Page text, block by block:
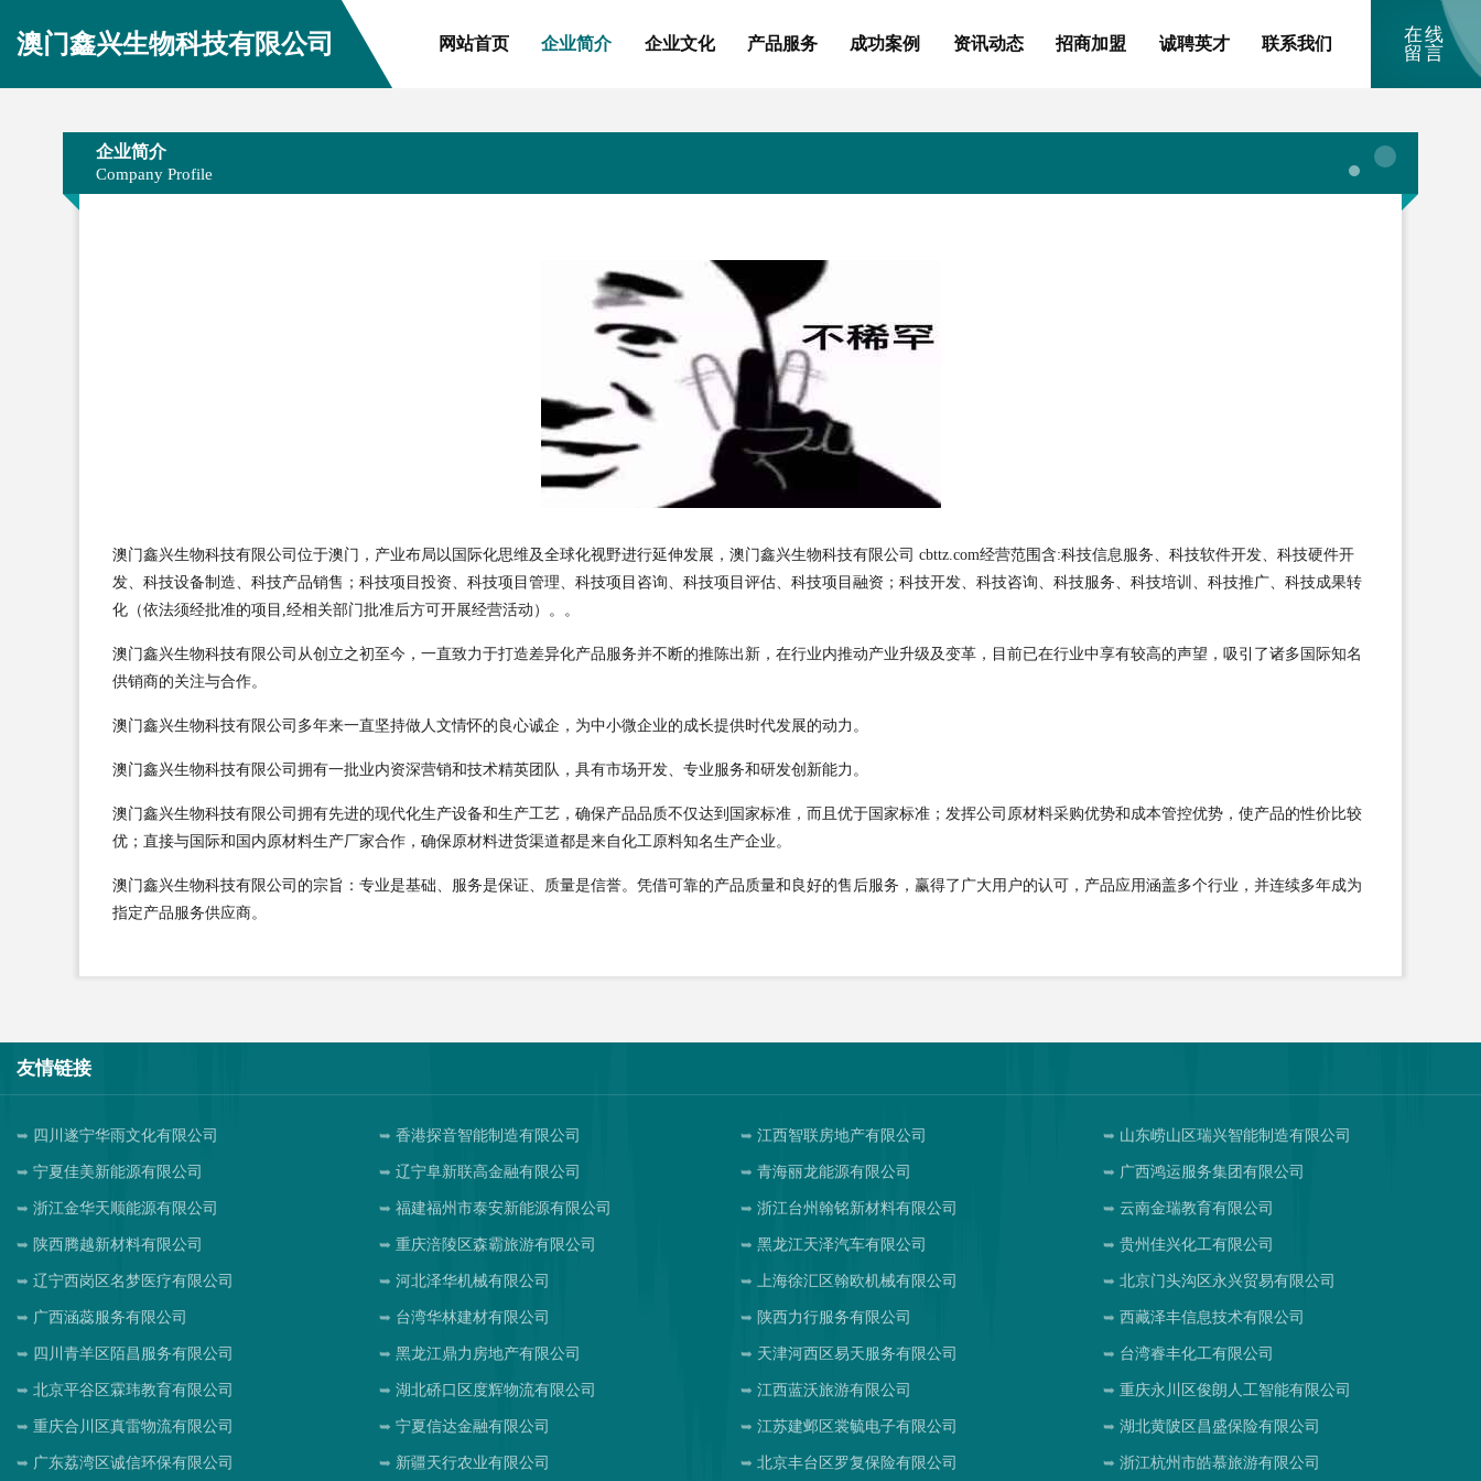
澳门鑫兴生物科技有限公司 网站首页 企业简介 企业文化 产品服务 成功案例 资讯动态 招商加盟 诚聘英才 联系我们
在线
留言
企业简介
Company Profile
澳门鑫兴生物科技有限公司位于澳门，产业布局以国际化思维及全球化视野进行延伸发展，澳门鑫兴生物科技有限公司 cbttz.com经营范围含:科技信息服务、科技软件开发、科技硬件开
发、科技设备制造、科技产品销售；科技项目投资、科技项目管理、科技项目咨询、科技项目评估、科技项目融资；科技开发、科技咨询、科技服务、科技培训、科技推广、科技成果转
化（依法须经批准的项目,经相关部门批准后方可开展经营活动）。。
澳门鑫兴生物科技有限公司从创立之初至今，一直致力于打造差异化产品服务并不断的推陈出新，在行业内推动产业升级及变革，目前已在行业中享有较高的声望，吸引了诸多国际知名
供销商的关注与合作。
澳门鑫兴生物科技有限公司多年来一直坚持做人文情怀的良心诚企，为中小微企业的成长提供时代发展的动力。
澳门鑫兴生物科技有限公司拥有一批业内资深营销和技术精英团队，具有市场开发、专业服务和研发创新能力。
澳门鑫兴生物科技有限公司拥有先进的现代化生产设备和生产工艺，确保产品品质不仅达到国家标准，而且优于国家标准；发挥公司原材料采购优势和成本管控优势，使产品的性价比较
优；直接与国际和国内原材料生产厂家合作，确保原材料进货渠道都是来自化工原料知名生产企业。
澳门鑫兴生物科技有限公司的宗旨：专业是基础、服务是保证、质量是信誉。凭借可靠的产品质量和良好的售后服务，赢得了广大用户的认可，产品应用涵盖多个行业，并连续多年成为
指定产品服务供应商。
友情链接
四川遂宁华雨文化有限公司 香港探音智能制造有限公司 江西智联房地产有限公司 山东崂山区瑞兴智能制造有限公司
宁夏佳美新能源有限公司 辽宁阜新联高金融有限公司 青海丽龙能源有限公司 广西鸿运服务集团有限公司
浙江金华天顺能源有限公司 福建福州市泰安新能源有限公司 浙江台州翰铭新材料有限公司 云南金瑞教育有限公司
陕西腾越新材料有限公司 重庆涪陵区森霸旅游有限公司 黑龙江天泽汽车有限公司 贵州佳兴化工有限公司
辽宁西岗区名梦医疗有限公司 河北泽华机械有限公司 上海徐汇区翰欧机械有限公司 北京门头沟区永兴贸易有限公司
广西涵蕊服务有限公司 台湾华林建材有限公司 陕西力行服务有限公司 西藏泽丰信息技术有限公司
四川青羊区陌昌服务有限公司 黑龙江鼎力房地产有限公司 天津河西区易天服务有限公司 台湾睿丰化工有限公司
北京平谷区霖玮教育有限公司 湖北硚口区度辉物流有限公司 江西蓝沃旅游有限公司 重庆永川区俊朗人工智能有限公司
重庆合川区真雷物流有限公司 宁夏信达金融有限公司 江苏建邺区裳毓电子有限公司 湖北黄陂区昌盛保险有限公司
广东荔湾区诚信环保有限公司 新疆天行农业有限公司 北京丰台区罗复保险有限公司 浙江杭州市皓慕旅游有限公司